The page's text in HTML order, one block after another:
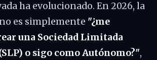
ha evolucionado. En 2026, la
es simplemente "¿me
una Sociedad Limitada
o sigo como Autónomo?",